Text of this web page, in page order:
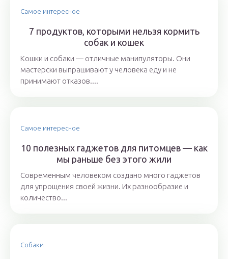
Самое интересное
7 продуктов, которыми нельзя кормить
собак и кошек
Кошки и собаки ― отличные манипуляторы. Они
мастерски выпрашивают у человека еду и не
принимают отказов....
Самое интересное
10 полезных гаджетов для питомцев — как
мы раньше без этого жили
Современным человеком создано много гаджетов
для упрощения своей жизни. Их разнообразие и
количество...
Собаки